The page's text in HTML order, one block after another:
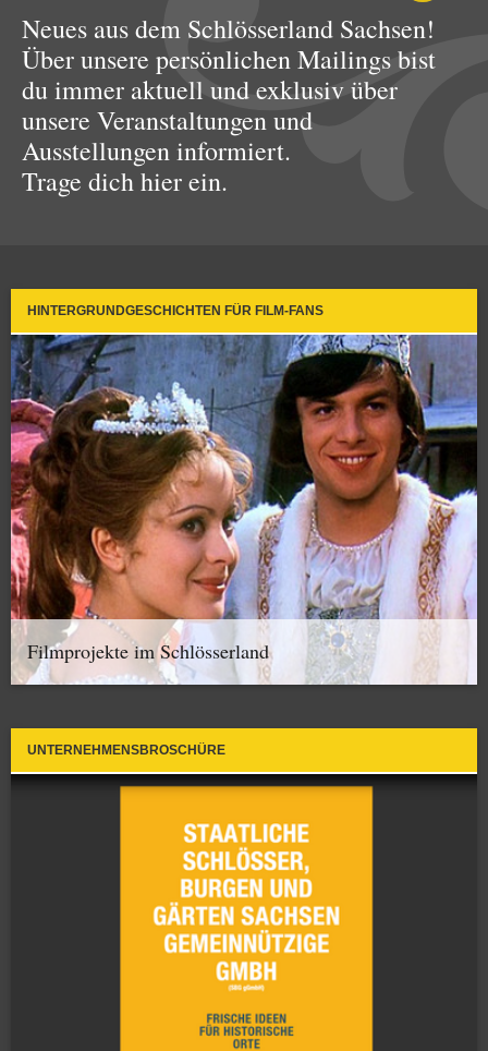
Neues aus dem Schlösserland Sachsen!
Über unsere persönlichen Mailings bist
du immer aktuell und exklusiv über
unsere Veranstaltungen und
Ausstellungen informiert.
Trage dich hier ein.
HINTERGRUNDGESCHICHTEN FÜR FILM-FANS
Filmprojekte im Schlösserland
UNTERNEHMENSBROSCHÜRE